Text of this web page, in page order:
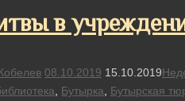
в
08.10.2019 15.10.2019
Бутырка Бутырская